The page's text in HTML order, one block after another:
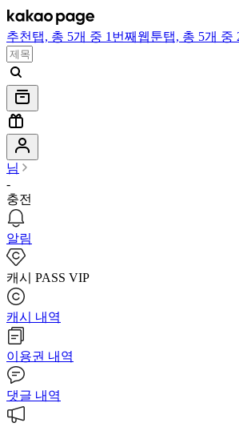
추천 탭, 총 5개 중 1번째 웹툰탭, 총 5개 중
님
-
충전
알림
캐시 PASS VIP
캐시 내역
이용권 내역
댓글 내역